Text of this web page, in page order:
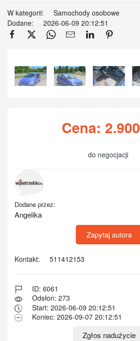
W kategorii:
Samochody osobowe
Dodane:
2026-06-09 20:12:51
Zobacz
Cena: 2.900
do negocjacji
Dodane przez:
Angelika
Zapytaj autora
Kontakt: 511412153
ID: 6061
Odsłon: 273
Start: 2026-06-09 20:12:51
Koniec: 2026-09-07 20:12:51
Zgłos nadużycie